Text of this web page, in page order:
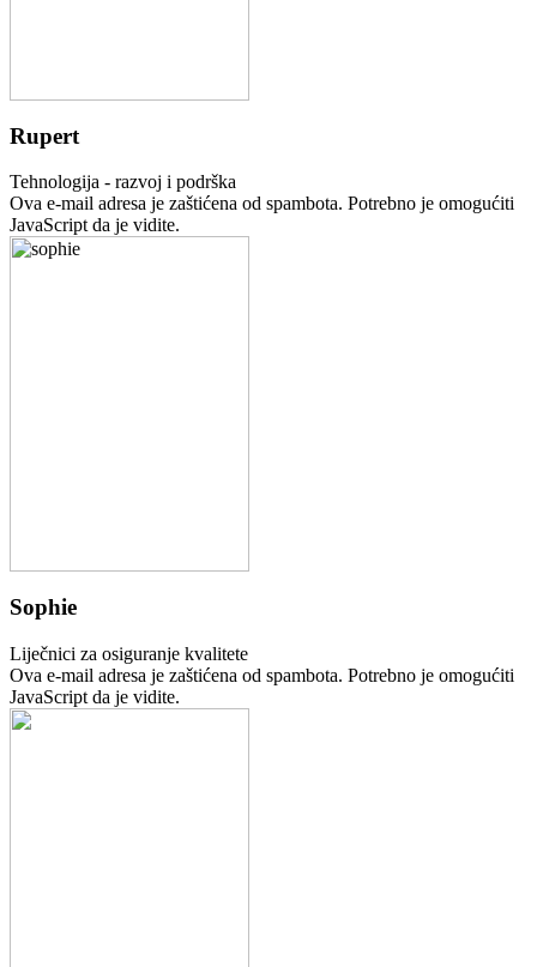
Rupert
Tehnologija - razvoj i podrška
Ova e-mail adresa je zaštićena od spambota. Potrebno je omogućiti
JavaScript da je vidite.
Sophie
Liječnici za osiguranje kvalitete
Ova e-mail adresa je zaštićena od spambota. Potrebno je omogućiti
JavaScript da je vidite.